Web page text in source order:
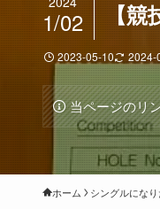
【競
1/02
2023-05-10 2024-
当ページのリ
ホーム シングルにな